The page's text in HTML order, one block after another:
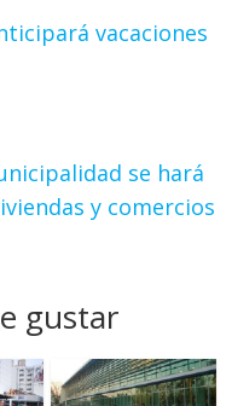
vacaciones
se hará
y comercios
gustar